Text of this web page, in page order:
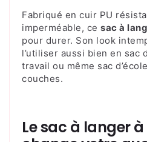
Fabriqué en cuir PU
imperméable, ce sac à
pour durer. Son look
l’utiliser aussi bien en sac
travail ou même sac
couches.
Le sac à langer